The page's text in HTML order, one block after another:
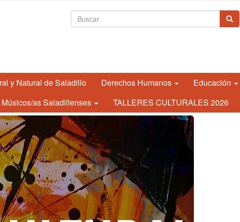
Formulario de búsqueda
y Natural de Saladillo Derechos Humanos
Educación
as Saladillenses TALLERES CULTURALES 2026